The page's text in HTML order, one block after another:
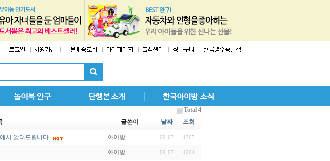
Total 4
글쓴이 날짜 조회
서 알려드립니다. 아이방 09-07 4305
아이방 09-07 4204